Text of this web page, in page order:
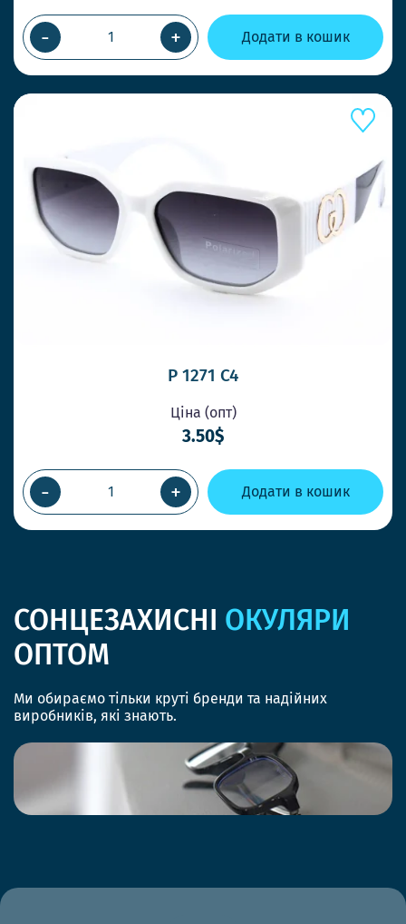
- + Додати в кошик
P 1271 C4
Ціна (опт)
3.50$
- + Додати в кошик
СОНЦЕЗАХИСНІ ОКУЛЯРИ
ОПТОМ
Ми обираємо тільки круті бренди та надійних
виробників, які знають.